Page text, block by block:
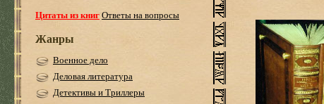
Цитаты из книгОтветы на вопросы
Жанры
Военное дело
Деловая литература
Детективы и Триллеры